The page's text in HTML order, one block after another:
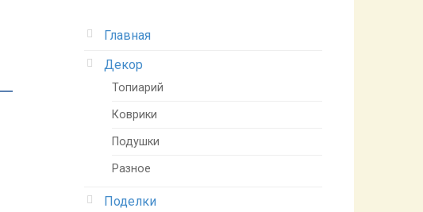
Главная
Декор
Топиарий
Коврики
Подушки
Разное
Поделки